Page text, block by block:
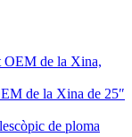
de la Xina de 25″